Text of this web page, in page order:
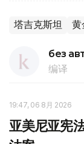
塔吉克斯坦 黄
без
编译
19:47, 06 8月 2026
亚美尼亚宪